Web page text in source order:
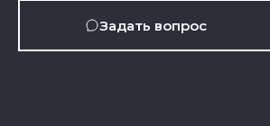
Задать вопрос